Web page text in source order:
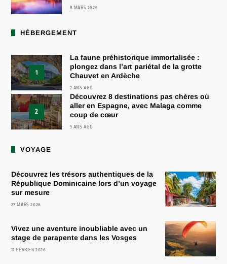
8 MARS 2025
HÉBERGEMENT
1
La faune préhistorique immortalisée :
plongez dans l’art pariétal de la grotte
Chauvet en Ardèche
2 ANS AGO
2
Découvrez 8 destinations pas chères où
aller en Espagne, avec Malaga comme
coup de cœur
3 ANS AGO
VOYAGE
Découvrez les trésors authentiques de la
République Dominicaine lors d’un voyage
sur mesure
27 MARS 2026
Vivez une aventure inoubliable avec un
stage de parapente dans les Vosges
11 FÉVRIER 2026